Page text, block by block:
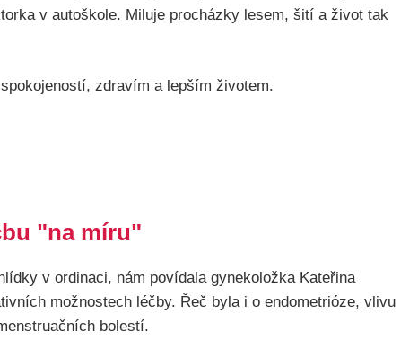
v autoškole. Miluje procházky lesem, šití a život tak
zdravím a lepším životem.
"na míru"
v ordinaci, nám povídala gynekoložka Kateřina
možnostech léčby. Řeč byla i o endometrióze, vlivu
bolestí.